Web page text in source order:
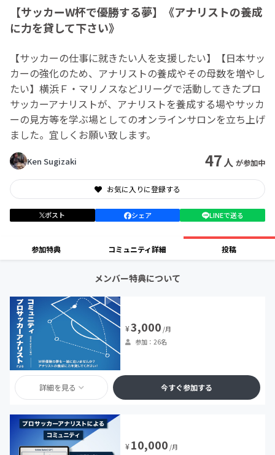
【サッカーW杯で優勝する夢】《アナリストの養成
に力を貸して下さい》
【サッカーの仕事に就きたい人を支援したい】【日本サッ
カーの強化のため、アナリストの養成やその母数を増やし
たい】横浜Ｆ・マリノスなどJリーグで活動してきたプロ
サッカーアナリストが、アナリストを養成する場やサッカ
ーの見方等を学ぶ場としてのオンラインサロンを立ち上げ
ました。宜しくお願い致します。
Ken Sugizaki 47人 が参加中
お気に入りに登録する
ポスト シェア LINEで送る
参加特典 コミュニティ詳細 投稿
メンバー特典について
¥3,000 /月
参加：26名
詳細を見る 今すぐ参加する
¥10,000 /月